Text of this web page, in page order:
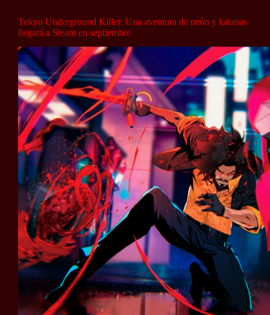
Tokyo Underground Killer: Una aventura de neón y katanas
llegará a Steam en septiembre